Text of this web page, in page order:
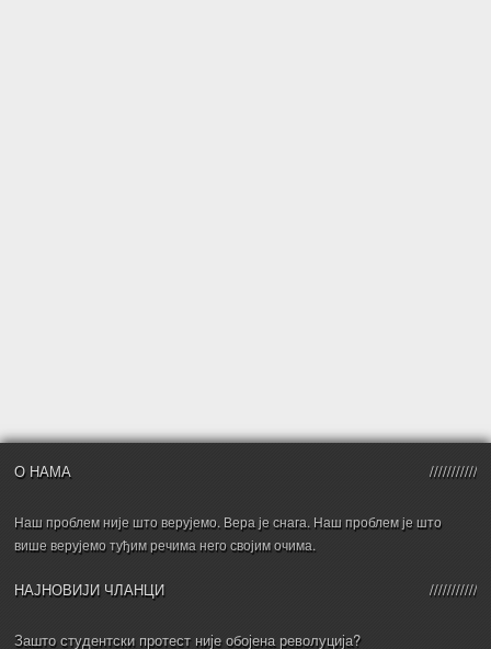
О НАМА
Наш проблем није што верујемо. Вера је снага. Наш проблем је што
више верујемо туђим речима него својим очима.
НАЈНОВИЈИ ЧЛАНЦИ
Зашто студентски протест није обојена револуција?